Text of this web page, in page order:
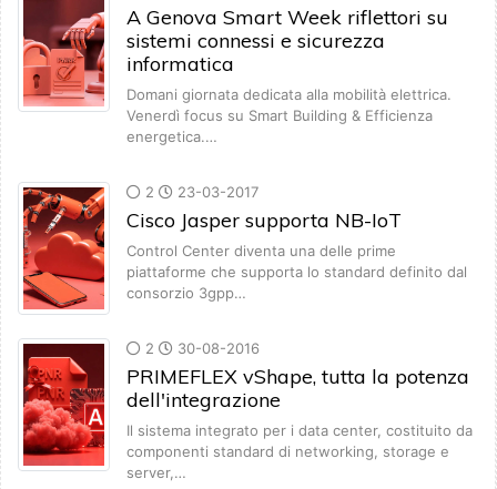
A Genova Smart Week riflettori su
sistemi connessi e sicurezza
informatica
Domani giornata dedicata alla mobilità elettrica.
Venerdì focus su Smart Building & Efficienza
energetica.…
2 23-03-2017
Cisco Jasper supporta NB-IoT
Control Center diventa una delle prime
piattaforme che supporta lo standard definito dal
consorzio 3gpp…
2 30-08-2016
PRIMEFLEX vShape, tutta la potenza
dell'integrazione
Il sistema integrato per i data center, costituito da
componenti standard di networking, storage e
server,…